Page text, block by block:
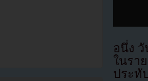
อนึ่ง
ในรา
ประทั